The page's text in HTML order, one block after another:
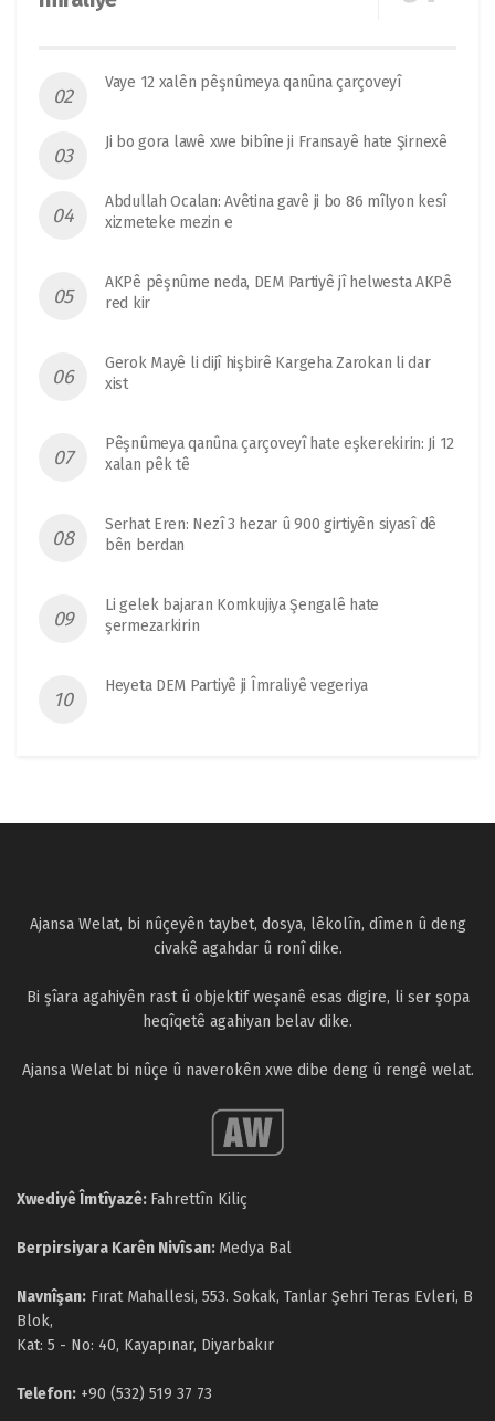
Vaye 12 xalên pêşnûmeya qanûna çarçoveyî
Ji bo gora lawê xwe bibîne ji Fransayê hate Şirnexê
Abdullah Ocalan: Avêtina gavê ji bo 86 mîlyon kesî
xizmeteke mezin e
AKPê pêşnûme neda, DEM Partiyê jî helwesta AKPê
red kir
Gerok Mayê li dijî hişbirê Kargeha Zarokan li dar
xist
Pêşnûmeya qanûna çarçoveyî hate eşkerekirin: Ji 12
xalan pêk tê
Serhat Eren: Nezî 3 hezar û 900 girtiyên siyasî dê
bên berdan
Li gelek bajaran Komkujiya Şengalê hate
şermezarkirin
Heyeta DEM Partiyê ji Îmraliyê vegeriya
Ajansa Welat, bi nûçeyên taybet, dosya, lêkolîn, dîmen û deng
civakê agahdar û ronî dike.
Bi şîara agahiyên rast û objektif weşanê esas digire, li ser şopa
heqîqetê agahiyan belav dike.
Ajansa Welat bi nûçe û naverokên xwe dibe deng û rengê welat.
Xwediyê Îmtîyazê: Fahrettîn Kiliç
Berpirsiyara Karên Nivîsan: Medya Bal
Navnîşan: Fırat Mahallesi, 553. Sokak, Tanlar Şehri Teras Evleri, B
Blok,
Kat: 5 - No: 40, Kayapınar, Diyarbakır
Telefon: +90 (532) 519 37 73